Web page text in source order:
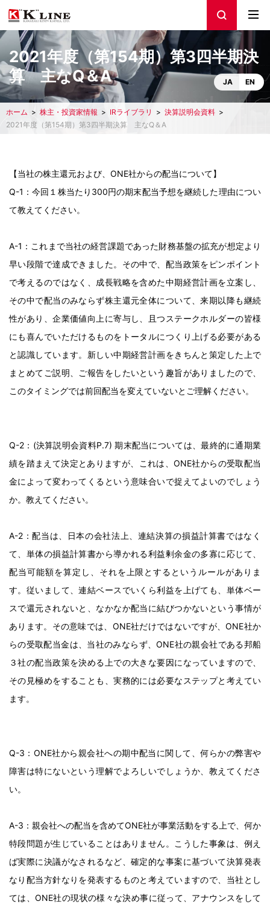
2021年度（第154期）第3四半期決
算 主なQ＆A
JA EN
ホーム 株主・投資家情報 IRライブラリ
決算説明会資料
2021年度（第154期）第3四半期決算 主なQ＆A
【当社の株主還元および、ONE社からの配当について】
Q-1：今回１株当たり300円の期末配当予想を継続した理由につい
て教えてください。
A-1：これまで当社の経営課題であった財務基盤の拡充が想定より
早い段階で達成できました。その中で、配当政策をピンポイント
で考えるのではなく、成長戦略を含めた中期経営計画を立案し、
その中で配当のみならず株主還元全体について、来期以降も継続
性があり、企業価値向上に寄与し、且つステークホルダーの皆様
にも喜んでいただけるものをトータルにつくり上げる必要がある
と認識しています。新しい中期経営計画をきちんと策定した上で
まとめてご説明、ご報告をしたいという趣旨がありましたので、
このタイミングでは前回配当を変えていないとご理解ください。
Q-2：(決算説明会資料P.7) 期末配当については、最終的に通期業
績を踏まえて決定とありますが、これは、ONE社からの受取配当
金によって変わってくるという意味合いで捉えてよいのでしょう
か。教えてください。
A-2：配当は、日本の会社法上、連結決算の損益計算書ではなく
て、単体の損益計算書から導かれる利益剰余金の多寡に応じて、
配当可能額を算定し、それを上限とするというルールがありま
す。従いまして、連結ベースでいくら利益を上げても、単体ベー
スで還元されないと、なかなか配当に結びつかないという事情が
あります。その意味では、ONE社だけではないですが、ONE社か
らの受取配当金は、当社のみならず、ONE社の親会社である邦船
３社の配当政策を決める上での大きな要因になっていますので、
その見極めをすることも、実務的には必要なステップと考えてい
ます。
Q-3：ONE社から親会社への期中配当に関して、何らかの弊害や
障害は特にないという理解でよろしいでしょうか、教えてくださ
い。
A-3：親会社への配当を含めてONE社が事業活動をする上で、何か
特段問題が生じていることはありません。こうした事象は、例え
ば実際に決議がなされるなど、確定的な事案に基づいて決算発表
なり配当方針なりを発表するものと考えていますので、当社とし
ては、ONE社の現状の様々な決め事に従って、アナウンスをして